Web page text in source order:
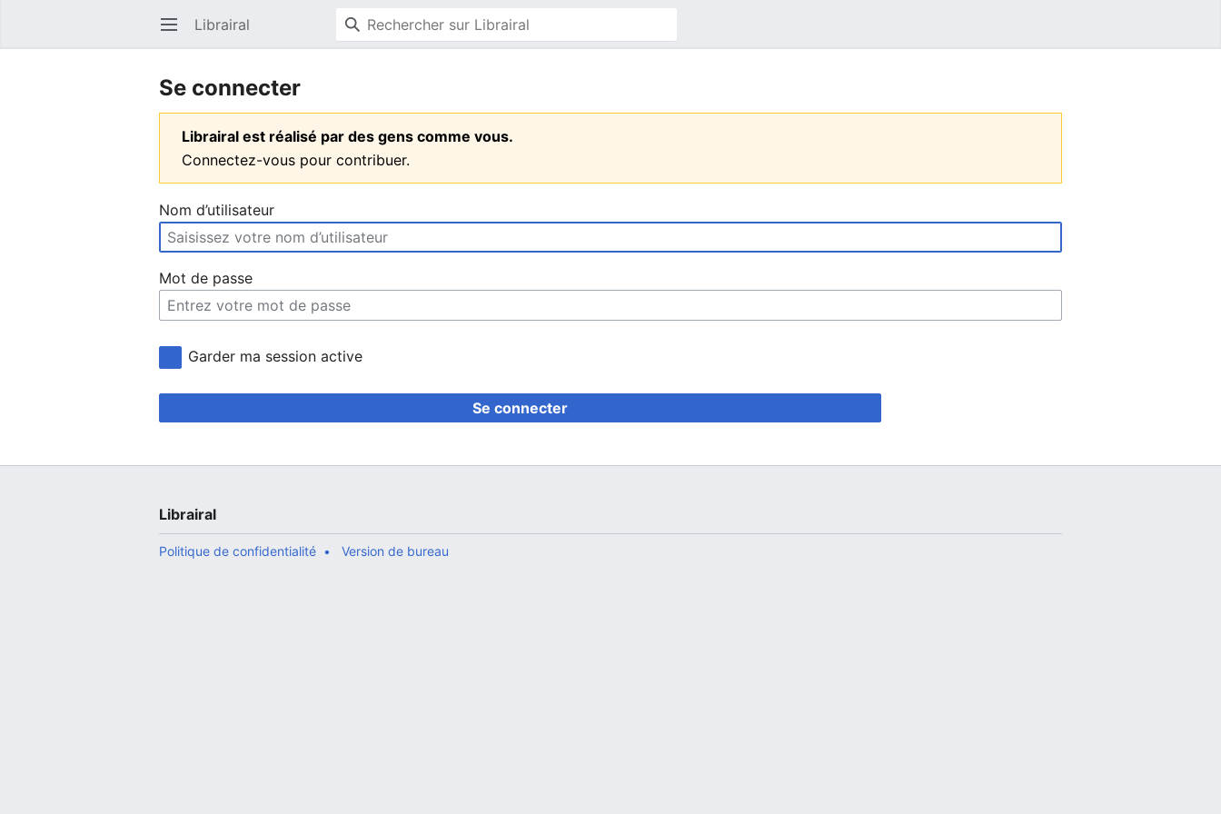
Ouvrir le menu principal Librairal
Se connecter
Librairal est réalisé par des gens comme vous.
Connectez-vous pour contribuer.
Nom d’utilisateur
Mot de passe
Garder ma session active
Se connecter
Librairal
Politique de confidentialité Version de bureau